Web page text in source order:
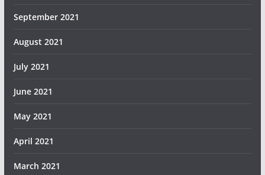
September 2021
August 2021
July 2021
June 2021
May 2021
April 2021
March 2021